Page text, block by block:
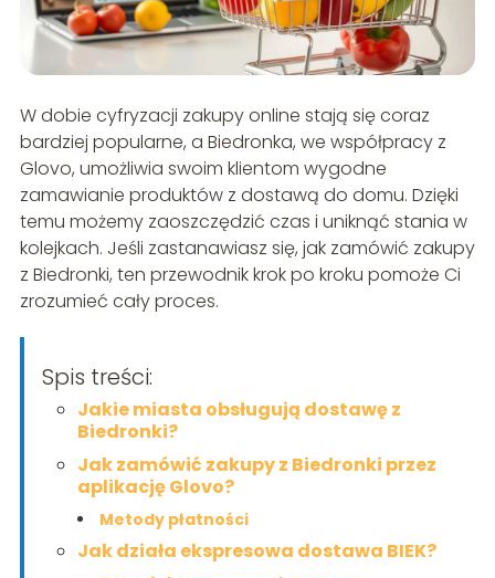
W dobie cyfryzacji zakupy online stają się coraz
bardziej popularne, a Biedronka, we współpracy z
Glovo, umożliwia swoim klientom wygodne
zamawianie produktów z dostawą do domu. Dzięki
temu możemy zaoszczędzić czas i uniknąć stania w
kolejkach. Jeśli zastanawiasz się, jak zamówić zakupy
z Biedronki, ten przewodnik krok po kroku pomoże Ci
zrozumieć cały proces.
Spis treści:
Jakie miasta obsługują dostawę z
Biedronki?
Jak zamówić zakupy z Biedronki przez
aplikację Glovo?
Metody płatności
Jak działa ekspresowa dostawa BIEK?